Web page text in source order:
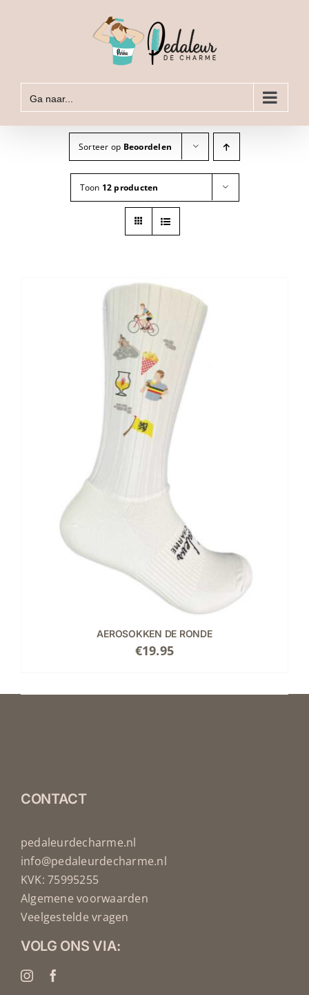
Ga naar...
Sorteer op Beoordelen
Toon 12 producten
AEROSOKKEN DE RONDE
€19.95
CONTACT
pedaleurdecharme.nl
info@pedaleurdecharme.nl
KVK: 75995255
Algemene voorwaarden
Veelgestelde vragen
VOLG ONS VIA: